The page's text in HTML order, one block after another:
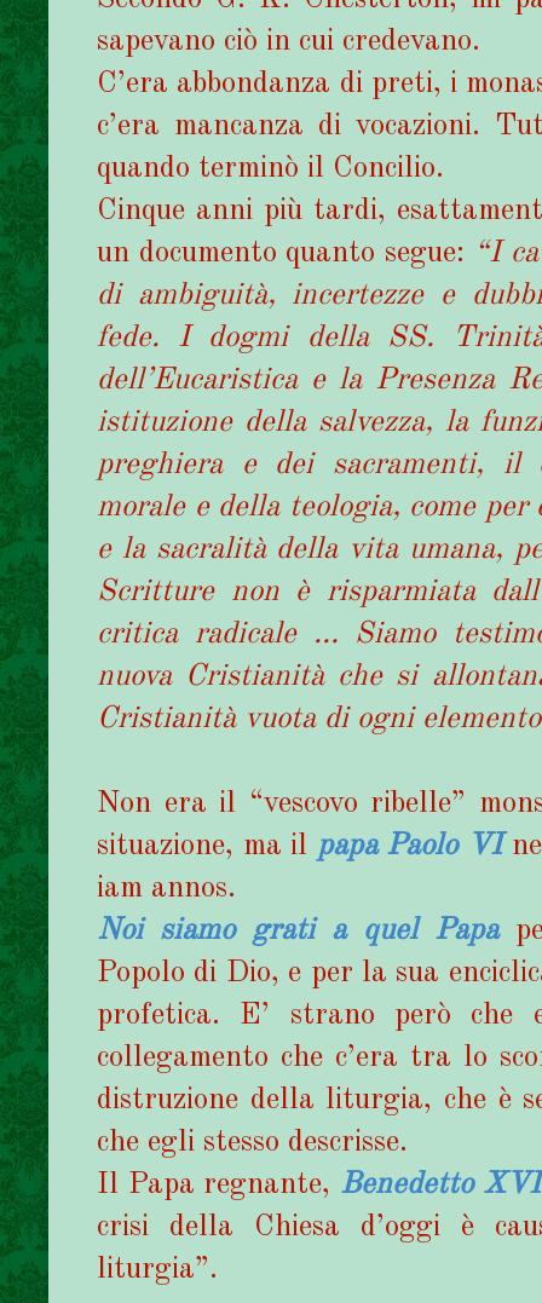
sapevano ciò in cui credevano.
C’era abbondanza di preti, i
c’era mancanza di vocazioni.
quando terminò il Concilio.
Cinque anni più tardi,
un documento quanto segue: “I
di ambiguità, incertezze e
fede. I dogmi della SS.
dell’Eucaristica e la Presenza
istituzione della salvezza, la
preghiera e dei sacramenti, il
morale e della teologia, come
e la sacralità della vita umana,
Scritture non è risparmiata
critica radicale … Siamo
nuova Cristianità che si
Cristianità vuota di ogni
Non era il “vescovo ribelle”
situazione, ma il papa Paolo VI
iam annos.
Noi siamo grati a quel Papa
Popolo di Dio, e per la sua
profetica. E’ strano però che
collegamento che c’era tra lo
distruzione della liturgia, che è
che egli stesso descrisse.
Il Papa regnante, Benedetto XVI
crisi della Chiesa d’oggi è
liturgia”.